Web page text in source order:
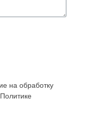
на обработку